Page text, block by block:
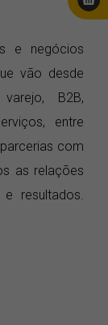
e negócios
vão desde
B2B,
entre
com
as relações
resultados.